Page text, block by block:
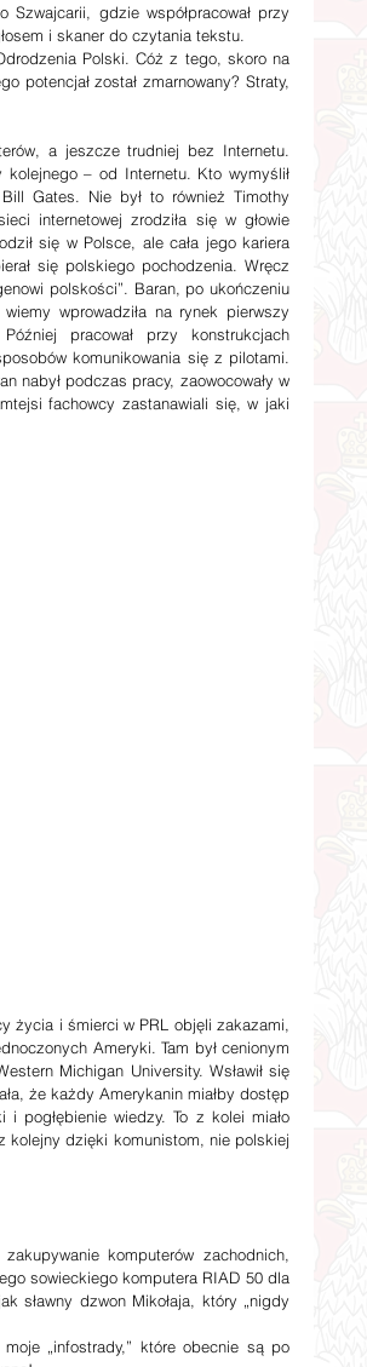
gdzie współpracował przy
i skaner do czytania tekstu.
Polski. Cóż z tego, skoro na
potencjał został zmarnowany? Straty,
– od Internetu. Kto wymyślił
Gates. Nie był to również Timothy
internetowej zrodziła się w głowie
się w Polsce, ale cała jego kariera
się polskiego pochodzenia. Wręcz
polskości”. Baran, po ukończeniu
wprowadziła na rynek pierwszy
pracował przy konstrukcjach
komunikowania się z pilotami.
nabył podczas pracy, zaowocowały w
fachowcy zastanawiali się, w jaki
Ameryki. Tam był cenionym
Michigan University. Wsławił się
że każdy Amerykanin miałby dostęp
pogłębienie wiedzy. To z kolei miało
kolejny dzięki komunistom, nie polskiej
komputerów zachodnich,
sowieckiego komputera RIAD 50 dla
sławny dzwon Mikołaja, który „nigdy
„infostrady,” które obecnie są po